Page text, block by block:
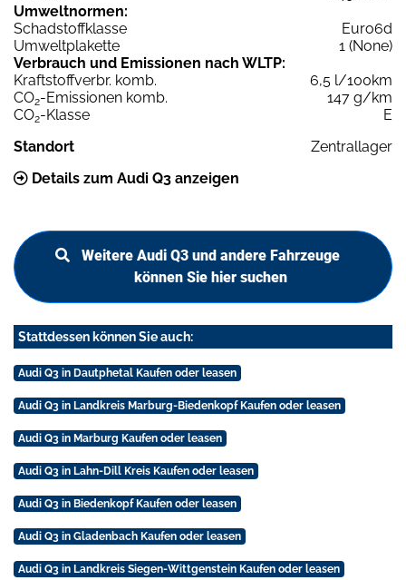
Umweltnormen:
Schadstoffklasse
Euro6d
Umweltplakette
1 (None)
Verbrauch und Emissionen nach WLTP:
Kraftstoffverbr. komb.
6,5 l/100km
CO2-Emissionen komb.
147 g/km
CO2-Klasse
E
Standort
Zentrallager
Details zum Audi Q3 anzeigen
Weitere Audi Q3 und andere Fahrzeuge
können Sie hier suchen
Stattdessen können Sie auch:
Audi Q3 in Dautphetal Kaufen oder leasen
Audi Q3 in Landkreis Marburg-Biedenkopf Kaufen oder leasen
Audi Q3 in Marburg Kaufen oder leasen
Audi Q3 in Lahn-Dill Kreis Kaufen oder leasen
Audi Q3 in Biedenkopf Kaufen oder leasen
Audi Q3 in Gladenbach Kaufen oder leasen
Audi Q3 in Landkreis Siegen-Wittgenstein Kaufen oder leasen